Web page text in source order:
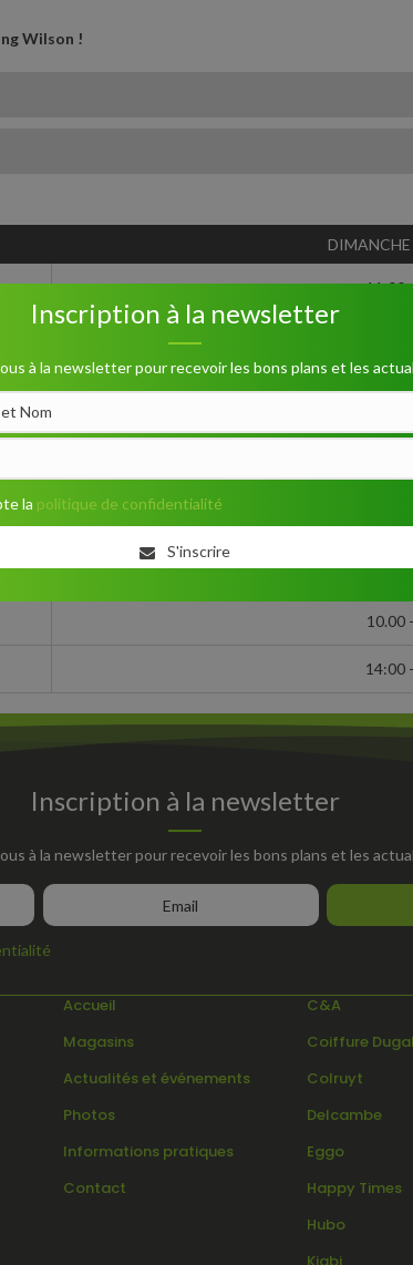
Wilson !
11:00
11:00 -
11.00 -
10.00 -
10:00 -
10.00
14:00
Inscription à la newsletter
à la newsletter pour recevoir les bons plans et les
Accueil
Magasins
Actualités et événements
Photos
Informations pratiques
Contact
C&A
Coiffure
Colruyt
Delcambe
Eggo
Happy Times
Hubo
Inscription à la newsletter
à la newsletter pour recevoir les bons plans et les
la politique de confidentialité
S'inscrire